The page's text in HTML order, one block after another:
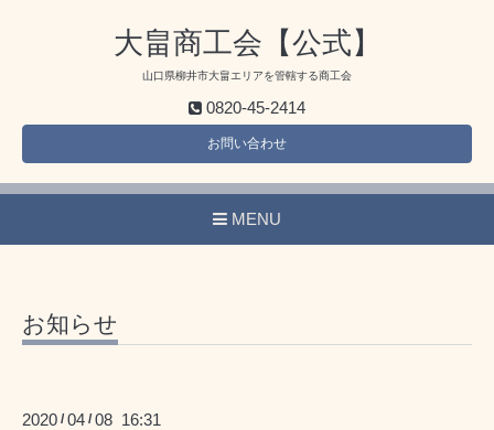
大畠商工会【公式】
山口県柳井市大畠エリアを管轄する商工会
0820-45-2414
お問い合わせ
MENU
お知らせ
2020 /04 /08 16:31